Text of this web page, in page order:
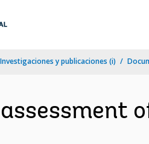
Investigaciones y publicaciones (i)